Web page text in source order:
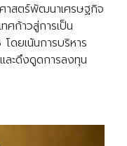
าสตร์พัฒนาเศรษฐกิจ
ศก้าวสู่การเป็น
ดยเน้นการบริหาร
ะดึงดูดการลงทุน